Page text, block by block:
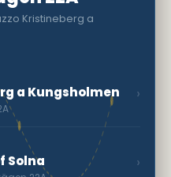
Kristineberg a
a Kungsholmen ›
Solna ›